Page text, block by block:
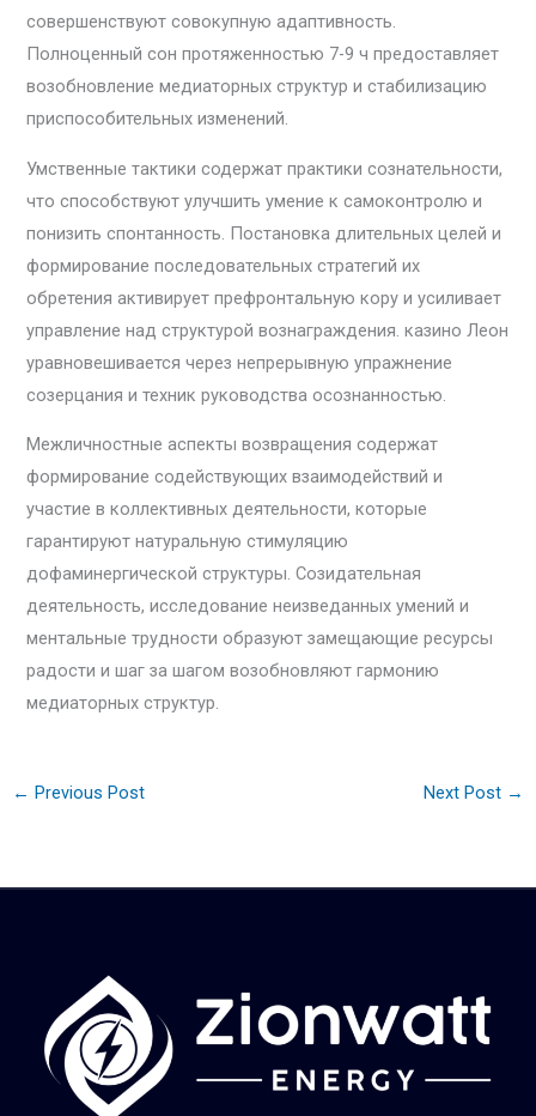
совершенствуют совокупную адаптивность.
Полноценный сон протяженностью 7-9 ч предоставляет
возобновление медиаторных структур и стабилизацию
приспособительных изменений.
Умственные тактики содержат практики сознательности,
что способствуют улучшить умение к самоконтролю и
понизить спонтанность. Постановка длительных целей и
формирование последовательных стратегий их
обретения активирует префронтальную кору и усиливает
управление над структурой вознаграждения. казино Леон
уравновешивается через непрерывную упражнение
созерцания и техник руководства осознанностью.
Межличностные аспекты возвращения содержат
формирование содействующих взаимодействий и
участие в коллективных деятельности, которые
гарантируют натуральную стимуляцию
дофаминергической структуры. Созидательная
деятельность, исследование неизведанных умений и
ментальные трудности образуют замещающие ресурсы
радости и шаг за шагом возобновляют гармонию
медиаторных структур.
← Previous Post Next Post →